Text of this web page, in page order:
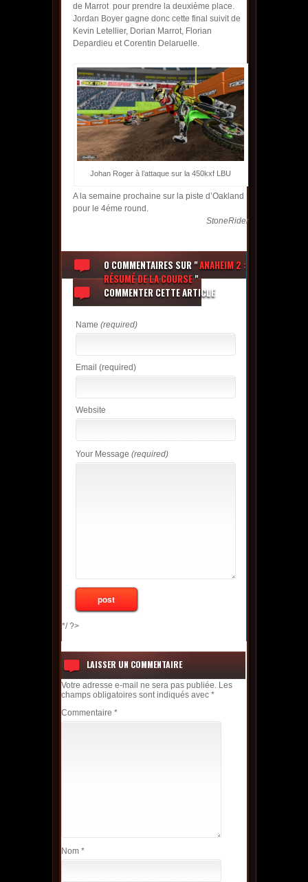
de Marrot pour prendre la deuxième place.
Jordan Boyer gagne donc cette final suivit de
Kevin Letellier, Dorian Marrot, Florian
Depardieu et Corentin Delaruelle.
Johan Roger à l’attaque sur la 450kxf LBU
A la semaine prochaine sur la piste d’Oakland
pour le 4éme round.
StoneRider
0 COMMENTAIRESSUR "ANAHEIM 2 :
RÉSUMÉ DE LA COURSE"
COMMENTER CETTE ARTICLE
Name (required)
Email (required)
Website
Your Message (required)
*/ ?>
LAISSER UN COMMENTAIRE
Votre adresse e-mail ne sera pas publiée. Les
champs obligatoires sont indiqués avec *
Commentaire *
Nom *